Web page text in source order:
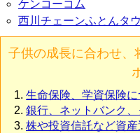
ケンコーコム
西川チェーンふとんタ
子供の成長に合わせ、
生命保険、学資保険に
銀行、ネットバンク
株や投資信託など資